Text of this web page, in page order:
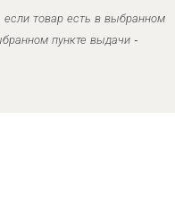
товар есть в выбранном
пункте выдачи -